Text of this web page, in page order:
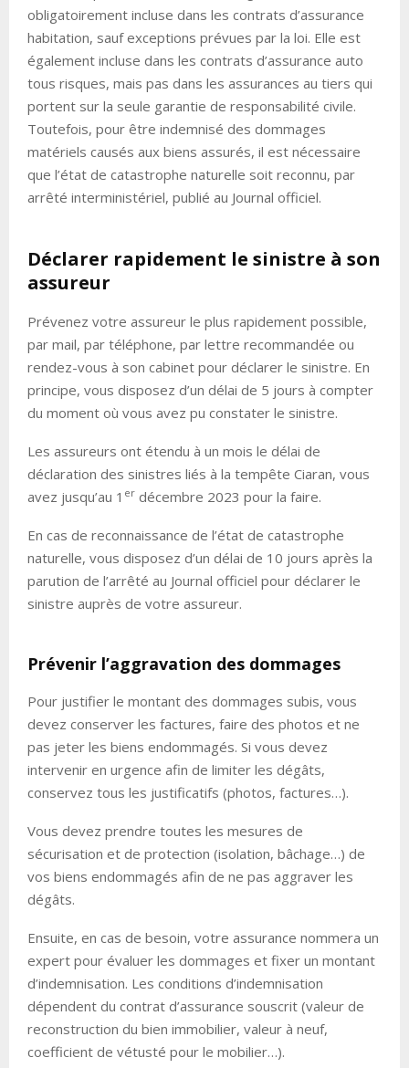
obligatoirement incluse dans les contrats d’assurance
habitation, sauf exceptions prévues par la loi. Elle est
également incluse dans les contrats d’assurance auto
tous risques, mais pas dans les assurances au tiers qui
portent sur la seule garantie de responsabilité civile.
Toutefois, pour être indemnisé des dommages
matériels causés aux biens assurés, il est nécessaire
que l’état de catastrophe naturelle soit reconnu, par
arrêté interministériel, publié au Journal officiel.
Déclarer rapidement le sinistre à son
assureur
Prévenez votre assureur le plus rapidement possible,
par mail, par téléphone, par lettre recommandée ou
rendez-vous à son cabinet pour déclarer le sinistre. En
principe, vous disposez d’un délai de 5 jours à compter
du moment où vous avez pu constater le sinistre.
Les assureurs ont étendu à un mois le délai de
déclaration des sinistres liés à la tempête Ciaran, vous
avez jusqu’au 1 er décembre 2023 pour la faire.
En cas de reconnaissance de l’état de catastrophe
naturelle, vous disposez d’un délai de 10 jours après la
parution de l’arrêté au Journal officiel pour déclarer le
sinistre auprès de votre assureur.
Prévenir l’aggravation des dommages
Pour justifier le montant des dommages subis, vous
devez conserver les factures, faire des photos et ne
pas jeter les biens endommagés. Si vous devez
intervenir en urgence afin de limiter les dégâts,
conservez tous les justificatifs (photos, factures…).
Vous devez prendre toutes les mesures de
sécurisation et de protection (isolation, bâchage…) de
vos biens endommagés afin de ne pas aggraver les
dégâts.
Ensuite, en cas de besoin, votre assurance nommera un
expert pour évaluer les dommages et fixer un montant
d’indemnisation. Les conditions d’indemnisation
dépendent du contrat d’assurance souscrit (valeur de
reconstruction du bien immobilier, valeur à neuf,
coefficient de vétusté pour le mobilier…).